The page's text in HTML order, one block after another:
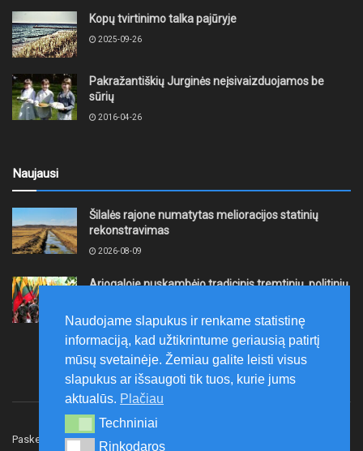
Kopų tvirtinimo talka pajūryje
2025-09-26
Pakražantiškių Jurginės neįsivaizduojamos be
sūrių
2016-04-26
Naujausi
Šilalės rajone numatytas melioracijos statinių
rekonstravimas
2026-08-09
Ariogaloje nuskambėjo tradicinis tremtinių, politinių
širdy“
2026-08-08
Paskelbk naujieną Rašyti redakcijai
Naudojame slapukus ir renkame statistinę
informaciją, kad užtikrintume geriausią patirtį
mūsų svetainėje. Žemiau galite leisti visus
slapukus ar išsaugoti tik tuos, kurie jums
aktualūs. Plačiau
Techniniai
Techniniai
Rinkodaros
Rinkodaros